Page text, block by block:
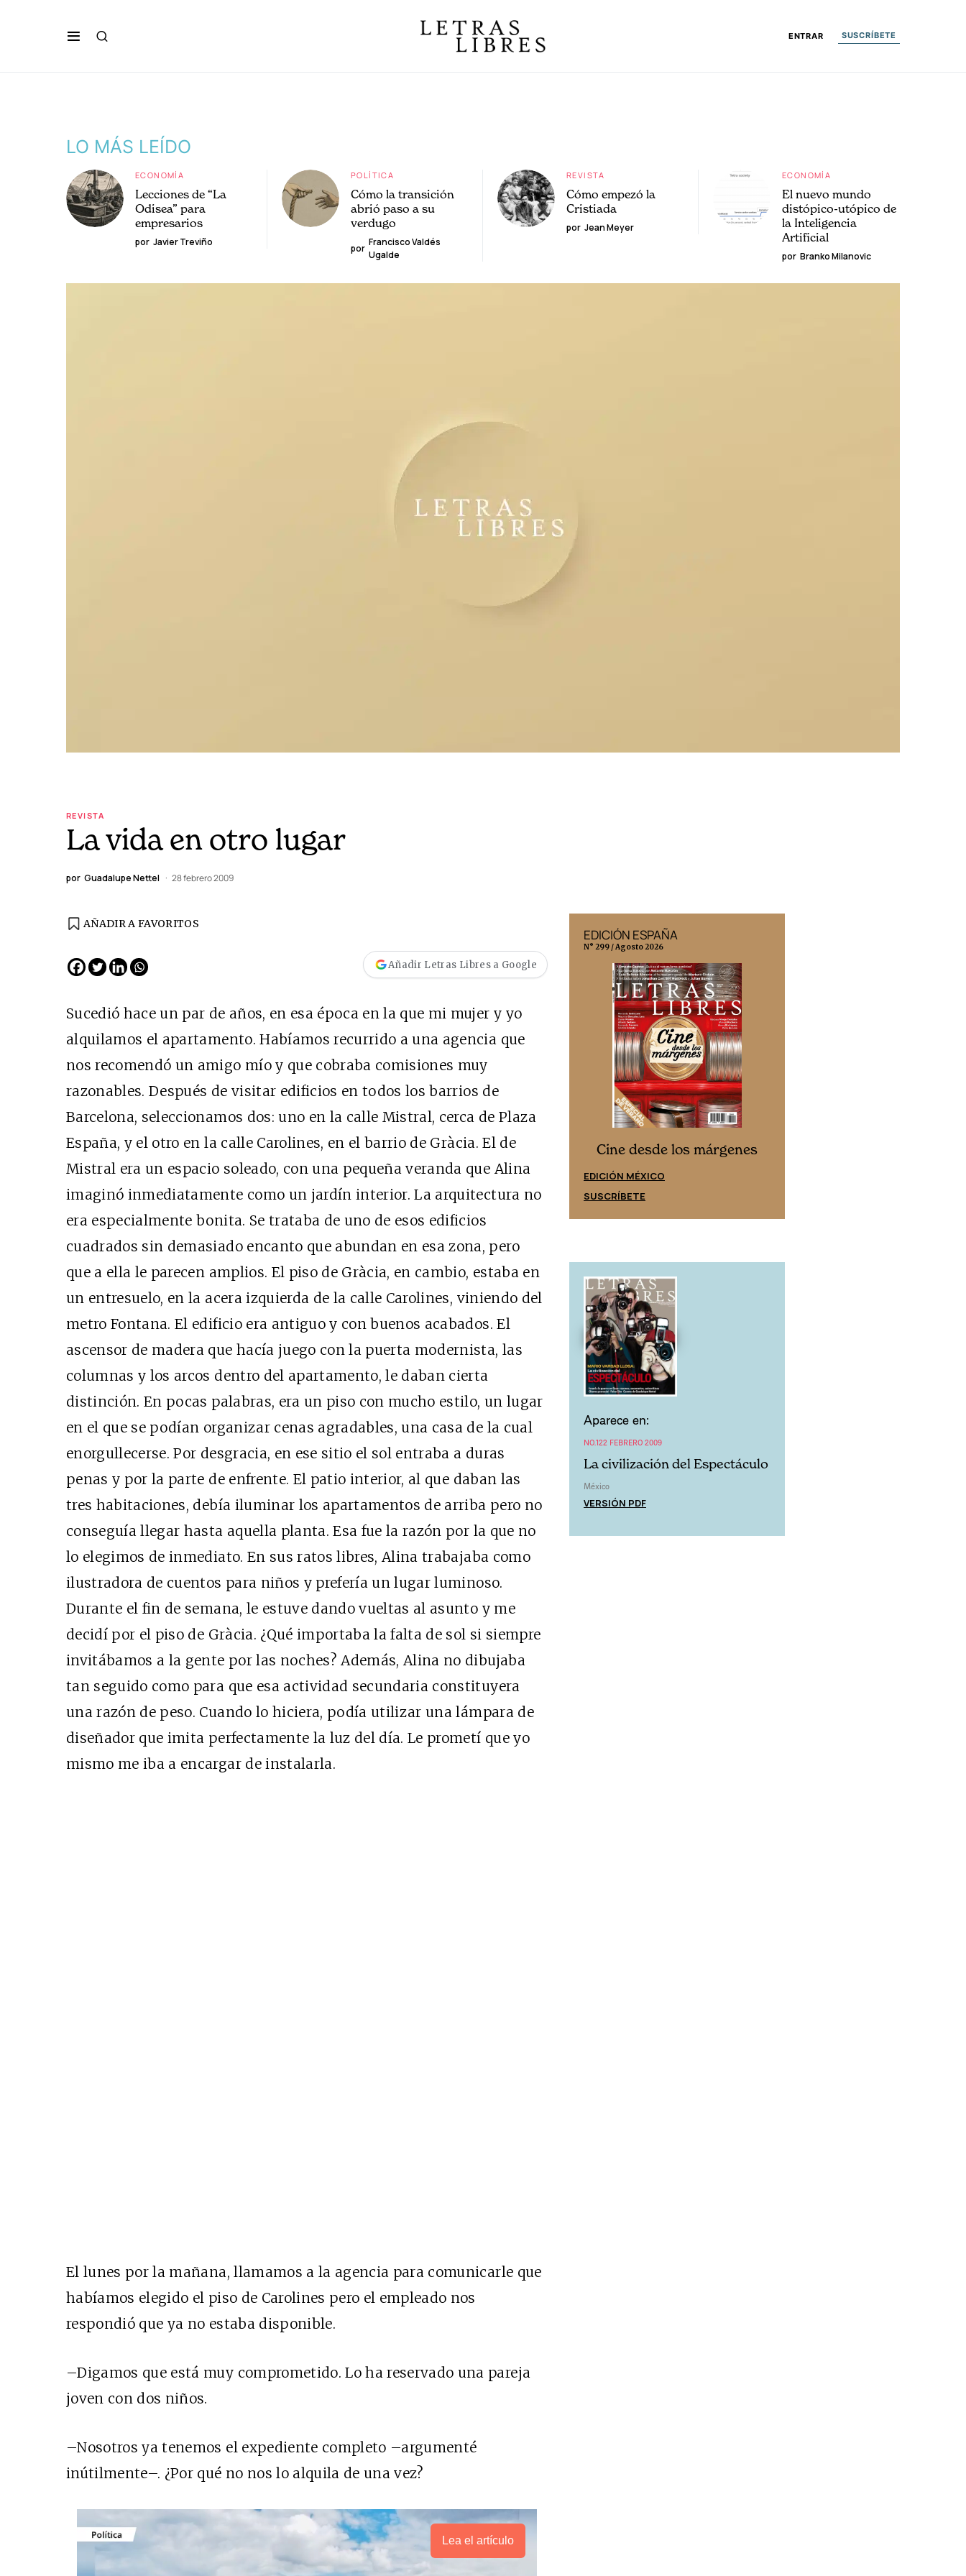
ENTRAR SUSCRÍBETE
LO MÁS LEÍDO
ECONOMÍA
Lecciones de “La
Odisea” para
empresarios
por Javier Treviño
POLÍTICA
Cómo la transición
abrió paso a su
verdugo
por
Francisco Valdés
Ugalde
REVISTA
Cómo empezó la
Cristiada
por Jean Meyer
ECONOMÍA
El nuevo mundo
distópico-utópico de
la Inteligencia
Artificial
por Branko Milanovic
REVISTA
La vida en otro lugar
por Guadalupe Nettel 28 febrero 2009
AÑADIR A FAVORITOS
Añadir Letras Libres a Google
Sucedió hace un par de años, en esa época en la que mi mujer y yo
alquilamos el apartamento. Habíamos recurrido a una agencia que
nos recomendó un amigo mío y que cobraba comisiones muy
razonables. Después de visitar edificios en todos los barrios de
Barcelona, seleccionamos dos: uno en la calle Mistral, cerca de Plaza
España, y el otro en la calle Carolines, en el barrio de Gràcia. El de
Mistral era un espacio soleado, con una pequeña veranda que Alina
imaginó inmediatamente como un jardín interior. La arquitectura no
era especialmente bonita. Se trataba de uno de esos edificios
cuadrados sin demasiado encanto que abundan en esa zona, pero
que a ella le parecen amplios. El piso de Gràcia, en cambio, estaba en
un entresuelo, en la acera izquierda de la calle Carolines, viniendo del
metro Fontana. El edificio era antiguo y con buenos acabados. El
ascensor de madera que hacía juego con la puerta modernista, las
columnas y los arcos dentro del apartamento, le daban cierta
distinción. En pocas palabras, era un piso con mucho estilo, un lugar
en el que se podían organizar cenas agradables, una casa de la cual
enorgullecerse. Por desgracia, en ese sitio el sol entraba a duras
penas y por la parte de enfrente. El patio interior, al que daban las
tres habitaciones, debía iluminar los apartamentos de arriba pero no
conseguía llegar hasta aquella planta. Esa fue la razón por la que no
lo elegimos de inmediato. En sus ratos libres, Alina trabajaba como
ilustradora de cuentos para niños y prefería un lugar luminoso.
Durante el fin de semana, le estuve dando vueltas al asunto y me
decidí por el piso de Gràcia. ¿Qué importaba la falta de sol si siempre
invitábamos a la gente por las noches? Además, Alina no dibujaba
tan seguido como para que esa actividad secundaria constituyera
una razón de peso. Cuando lo hiciera, podía utilizar una lámpara de
diseñador que imita perfectamente la luz del día. Le prometí que yo
mismo me iba a encargar de instalarla.
El lunes por la mañana, llamamos a la agencia para comunicarle que
habíamos elegido el piso de Carolines pero el empleado nos
respondió que ya no estaba disponible.
–Digamos que está muy comprometido. Lo ha reservado una pareja
joven con dos niños.
–Nosotros ya tenemos el expediente completo –argumenté
inútilmente–. ¿Por qué no nos lo alquila de una vez?
Lea el artículo
Cine desde los márgenes
EDICIÓN MÉXICO
SUSCRÍBETE
Cine desde los márgenes
EDICIÓN ESPAÑA
SUSCRÍBETE
EDICIÓN ESPAÑA
N° 299 / Agosto 2026
Cine desde los márgenes
EDICIÓN MÉXICO
SUSCRÍBETE
Aparece en:
NO.122 FEBRERO 2009
La civilización del Espectáculo
México
VERSIÓN PDF